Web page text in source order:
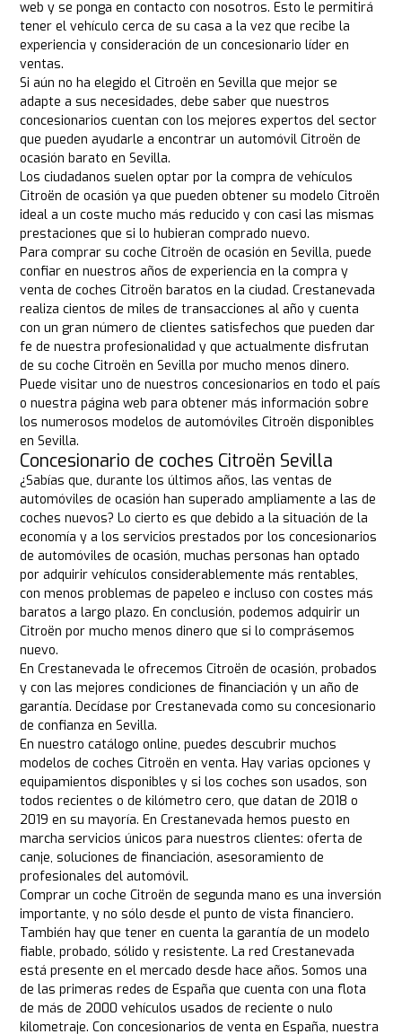
web y se ponga en contacto con nosotros. Esto le permitirá
tener el vehículo cerca de su casa a la vez que recibe la
experiencia y consideración de un concesionario líder en
ventas.
Si aún no ha elegido el Citroën en Sevilla que mejor se
adapte a sus necesidades, debe saber que nuestros
concesionarios cuentan con los mejores expertos del sector
que pueden ayudarle a encontrar un automóvil Citroën de
ocasión barato en Sevilla.
Los ciudadanos suelen optar por la compra de vehículos
Citroën de ocasión ya que pueden obtener su modelo Citroën
ideal a un coste mucho más reducido y con casi las mismas
prestaciones que si lo hubieran comprado nuevo.
Para comprar su coche Citroën de ocasión en Sevilla, puede
confiar en nuestros años de experiencia en la compra y
venta de coches Citroën baratos en la ciudad. Crestanevada
realiza cientos de miles de transacciones al año y cuenta
con un gran número de clientes satisfechos que pueden dar
fe de nuestra profesionalidad y que actualmente disfrutan
de su coche Citroën en Sevilla por mucho menos dinero.
Puede visitar uno de nuestros concesionarios en todo el país
o nuestra página web para obtener más información sobre
los numerosos modelos de automóviles Citroën disponibles
en Sevilla.
Concesionario de coches Citroën Sevilla
¿Sabías que, durante los últimos años, las ventas de
automóviles de ocasión han superado ampliamente a las de
coches nuevos? Lo cierto es que debido a la situación de la
economía y a los servicios prestados por los concesionarios
de automóviles de ocasión, muchas personas han optado
por adquirir vehículos considerablemente más rentables,
con menos problemas de papeleo e incluso con costes más
baratos a largo plazo. En conclusión, podemos adquirir un
Citroën por mucho menos dinero que si lo comprásemos
nuevo.
En Crestanevada le ofrecemos Citroën de ocasión, probados
y con las mejores condiciones de financiación y un año de
garantía. Decídase por Crestanevada como su concesionario
de confianza en Sevilla.
En nuestro catálogo online, puedes descubrir muchos
modelos de coches Citroën en venta. Hay varias opciones y
equipamientos disponibles y si los coches son usados, son
todos recientes o de kilómetro cero, que datan de 2018 o
2019 en su mayoría. En Crestanevada hemos puesto en
marcha servicios únicos para nuestros clientes: oferta de
canje, soluciones de financiación, asesoramiento de
profesionales del automóvil.
Comprar un coche Citroën de segunda mano es una inversión
importante, y no sólo desde el punto de vista financiero.
También hay que tener en cuenta la garantía de un modelo
fiable, probado, sólido y resistente. La red Crestanevada
está presente en el mercado desde hace años. Somos una
de las primeras redes de España que cuenta con una flota
de más de 2000 vehículos usados de reciente o nulo
kilometraje. Con concesionarios de venta en España, nuestra